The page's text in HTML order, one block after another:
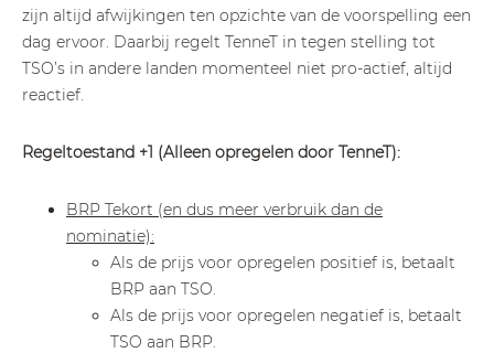
zijn altijd afwijkingen ten opzichte van de voorspelling een
dag ervoor. Daarbij regelt TenneT in tegen stelling tot
TSO’s in andere landen momenteel niet pro-actief, altijd
reactief.
Regeltoestand +1 (Alleen opregelen door TenneT):
BRP Tekort (en dus meer verbruik dan de
nominatie):
Als de prijs voor opregelen positief is, betaalt
BRP aan TSO.
Als de prijs voor opregelen negatief is, betaalt
TSO aan BRP.